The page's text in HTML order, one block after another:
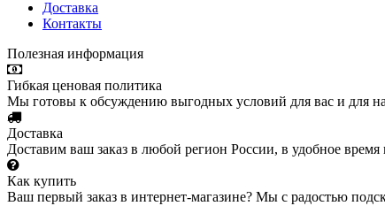
Доставка
Контакты
Полезная информация
Гибкая ценовая политика
Мы готовы к обсуждению выгодных условий для вас и для
Доставка
Доставим ваш заказ в любой регион России, в удобное
Как купить
Ваш первый заказ в интернет-магазине? Мы с радостью